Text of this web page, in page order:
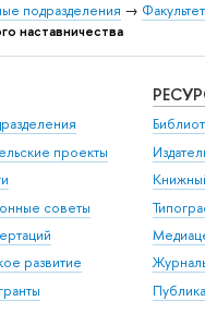
подразделения →
наставничества
проекты
советы
развитие